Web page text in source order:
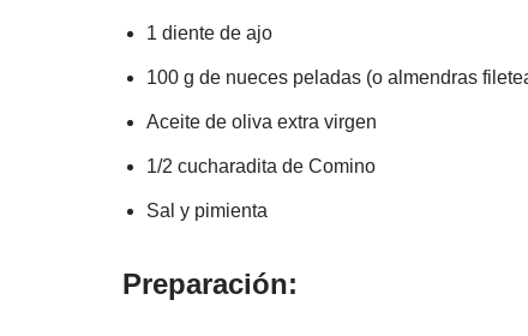
1 diente de ajo
100 g de nueces peladas (o almendras
Aceite de oliva extra virgen
1/2 cucharadita de Comino
Sal y pimienta
Preparación: